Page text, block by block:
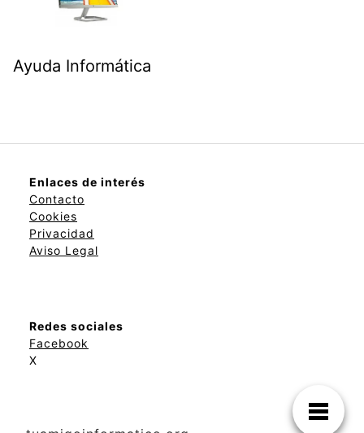
Ayuda Informática
Enlaces de interés
Contacto
Cookies
Privacidad
Aviso Legal
Redes sociales
Facebook
X